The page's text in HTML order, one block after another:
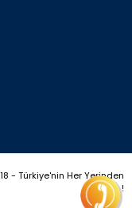
- Türkiye'nin Her Yerinden
!